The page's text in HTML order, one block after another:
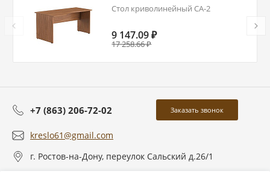
Стол криволинейный СА-2
9 147.09 ₽
17 258.66 ₽
+7 (863) 206-72-02 Заказать звонок
kreslo61@gmail.com
г. Ростов-на-Дону, переулок Сальский д.26/1